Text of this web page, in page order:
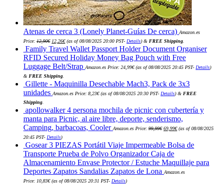
Atenas de cerca 3 (Lonely Planet-Guías De cerca) Amazon.es
Price: 12,90€ precio
original
era:
12,90€.
12,26€precio
actual
es:
12,26€.
(as of 08/08/2025 20:00 PST- Details) & FREE Shipping
Family Travel Wallet Passport Holder Document Organiser
RFID Secured Holiday Money Bag Pouch with Free
Luggage Belt/Strap Amazon.es Price: 24,99€(as of 08/08/2025 20:45 PST- Details)
& FREE Shipping
Gillette - Maquinilla Desechable Mach3, Pack de 3x3
unidades Amazon.es Price: 8,23€(as of 08/08/2025 20:30 PST- Details) & FREE
Shipping
apollowalker 4 persona mochila de picnic con cubertería y
manta para Picnic, al aire libre, deporte, senderismo,
Camping, barbacoas, Cooler Amazon.es Price: 99,99€ precio
era:
99,99€.
69,99€precio
es:
69,99€.
(as of 08/08/2025
20:45 PST- Details)
Gosear 3 PIEZAS Portátil Viaje Impermeable Bolsa de
Transporte Prueba de Polvo Organizador Caja de
Almacenamiento Envase Protector / Estuche Maquillaje para
Deportes Zapatos Sandalias Zapatos de Lona Amazon.es
Price: 10,83€(as of 08/08/2025 20:31 PST- Details)